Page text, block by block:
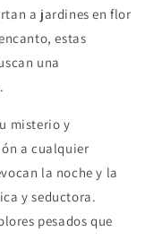
a jardines en flor
estas
una
misterio y
a cualquier
la noche y la
y seductora.
pesados que